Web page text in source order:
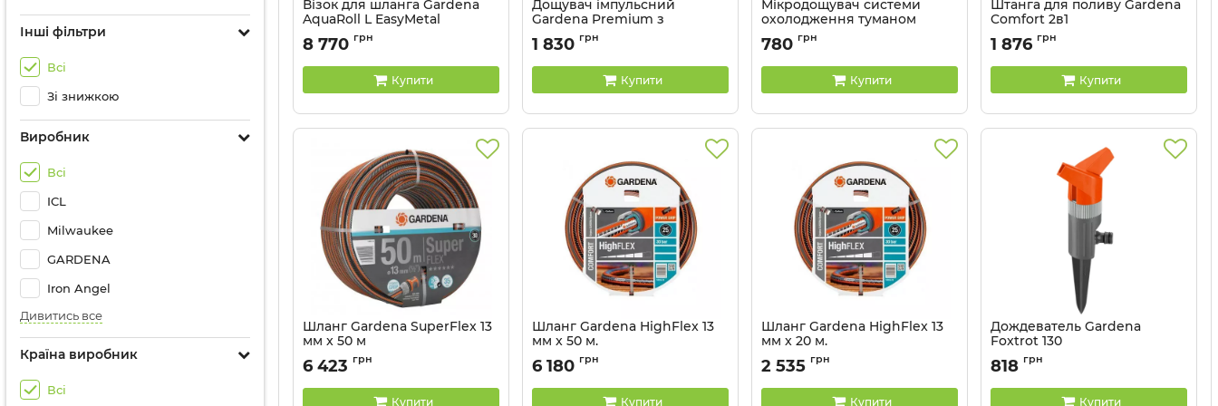
Інші фільтри
Всі
Зі знижкою
Виробник
Всі
ICL
Milwaukee
GARDENA
Iron Angel
Дивитись все
Країна виробник
Всі
Візок для шланга Gardena
AquaRoll L EasyMetal
Артикул: 18550-20.000.00
8 770 грн
Купити
Дощувач імпульсний
Gardena Premium з
кріпленням на різьбленні 21
мм
Артикул: 08137-20.000.00
1 830 грн
Купити
Мікродощувач системи
охолодження туманом
Gardena Micro Mist 3 шт.
Артикул:
780 грн
Купити
Штанга для поливу Gardena
Comfort 2в1
Артикул: 18334-20.000.00
1 876 грн
Купити
Шланг Gardena SuperFlex 13
мм x 50 м
Артикул: 18099-20.000.00
6 423 грн
Купити
Шланг Gardena HighFlex 13
мм x 50 м.
Артикул: 18069-20.000.00
6 180 грн
Купити
Шланг Gardena HighFlex 13
мм x 20 м.
Артикул: 18063-20.000.00
2 535 грн
Купити
Дождеватель Gardena
Foxtrot 130
Артикул: 01953-20.000.00
818 грн
Купити